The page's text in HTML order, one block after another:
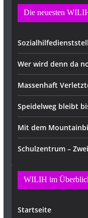
Die neuesten
Wer wird denn da
Massenhaft
Speidelweg bleibt
Mit dem
Schulzentrum –
WILIH im
Startseite